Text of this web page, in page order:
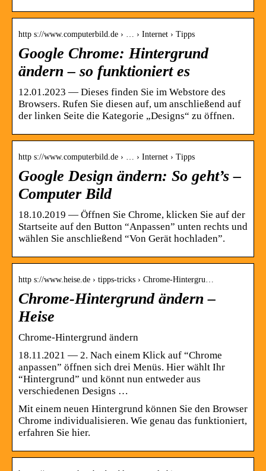
http s://www.computerbild.de › … › Internet › Tipps
Google Chrome: Hintergrund
ändern – so funktioniert es
12.01.2023 — Dieses finden Sie im Webstore des
Browsers. Rufen Sie diesen auf, um anschließend auf
der linken Seite die Kategorie „Designs“ zu öffnen.
http s://www.computerbild.de › … › Internet › Tipps
Google Design ändern: So geht’s –
Computer Bild
18.10.2019 — Öffnen Sie Chrome, klicken Sie auf der
Startseite auf den Button “Anpassen” unten rechts und
wählen Sie anschließend “Von Gerät hochladen”.
http s://www.heise.de › tipps-tricks › Chrome-Hintergru…
Chrome-Hintergrund ändern –
Heise
Chrome-Hintergrund ändern
18.11.2021 — 2. Nach einem Klick auf “Chrome
anpassen” öffnen sich drei Menüs. Hier wählt Ihr
“Hintergrund” und könnt nun entweder aus
verschiedenen Designs …
Mit einem neuen Hintergrund können Sie den Browser
Chrome individualisieren. Wie genau das funktioniert,
erfahren Sie hier.